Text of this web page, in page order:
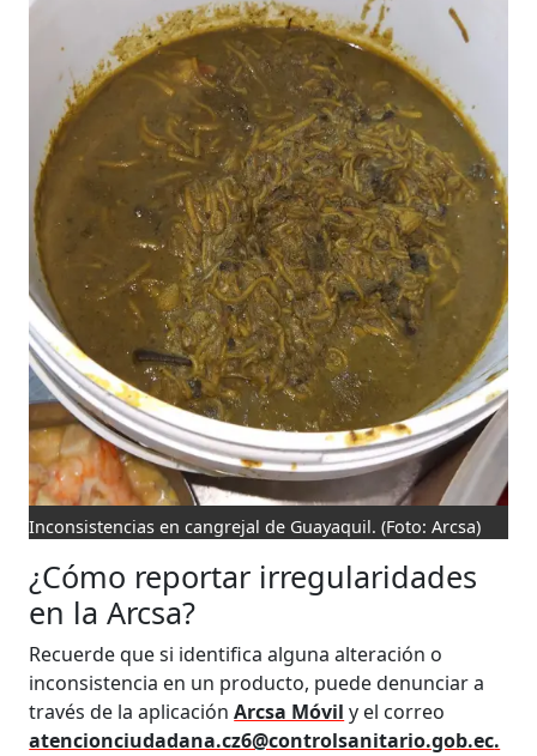
Inconsistencias en cangrejal de Guayaquil.(Foto: Arcsa)
¿Cómo reportar irregularidades
en la Arcsa?
Recuerde que si identifica alguna alteración o
inconsistencia en un producto, puede denunciar a
través de la aplicaciónArcsa Móvil y el correo
atencionciudadana.cz6@controlsanitario.gob.ec.